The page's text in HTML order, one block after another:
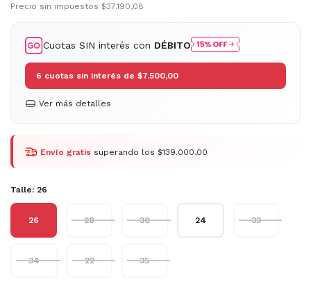
Precio sin impuestos $37.190,08
Cuotas SIN interés con DÉBITO
6 cuotas sin interés de $7.500,00
Ver más detalles
Envío gratis superando los $139.000,00
Talle: 26
26 28 30 24 33
34 22 35